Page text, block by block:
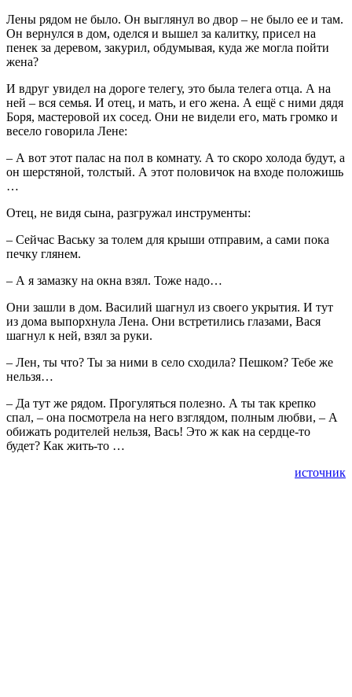
Лены рядом не было. Он выглянул во двор – не было ее и там.
Он вернулся в дом, оделся и вышел за калитку, присел на
пенек за деревом, закурил, обдумывая, куда же могла пойти
жена?
И вдруг увидел на дороге телегу, это была телега отца. А на
ней – вся семья. И отец, и мать, и его жена. А ещё с ними дядя
Боря, мастеровой их сосед. Они не видели его, мать громко и
весело говорила Лене:
– А вот этот палас на пол в комнату. А то скоро холода будут, а
он шерстяной, толстый. А этот половичок на входе положишь
…
Отец, не видя сына, разгружал инструменты:
– Сейчас Ваську за толем для крыши отправим, а сами пока
печку глянем.
– А я замазку на окна взял. Тоже надо…
Они зашли в дом. Василий шагнул из своего укрытия. И тут
из дома выпорхнула Лена. Они встретились глазами, Вася
шагнул к ней, взял за руки.
– Лен, ты что? Ты за ними в село сходила? Пешком? Тебе же
нельзя…
– Да тут же рядом. Прогуляться полезно. А ты так крепко
спал, – она посмотрела на него взглядом, полным любви, – А
обижать родителей нельзя, Вась! Это ж как на сердце-то
будет? Как жить-то …
источник